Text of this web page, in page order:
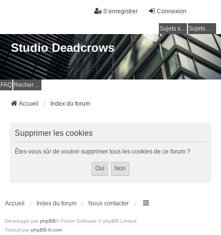
Connexion
S’enregistrer
Sujets sans réponse Sujets actifs
Studio Deadcrows
FAQ Rechercher
Accueil Index du forum
Supprimer les cookies
Êtes-vous sûr de vouloir supprimer tous les cookies de ce forum ?
Accueil Index du forum Nous contacter
Développé par phpBB® Forum Software © phpBB Limited
Traduit par phpBB-fr.com